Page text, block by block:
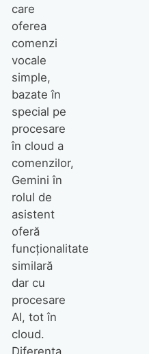
care
oferea
comenzi
vocale
simple,
bazate în
special pe
procesare
în cloud a
comenzilor,
Gemini în
rolul de
asistent
oferă
funcționalitate
similară
dar cu
procesare
AI, tot în
cloud.